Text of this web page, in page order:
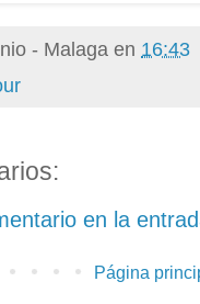
- Malaga en 16:43
en la
Página